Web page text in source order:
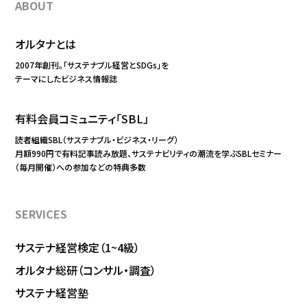
ABOUT
オルタナとは
2007年創刊。「サステナブル経営とSDGs」を
テーマにしたビジネス情報誌
有料会員コミュニティ「SBL」
読者組織SBL（サステナブル・ビジネス・リーグ）
月額990円で有料記事読み放題、サステナビリティの潮流を学ぶSBLセミナー
（毎月開催）への参加などの特典多数
SERVICES
サステナ経営検定（1~4級）
オルタナ総研（コンサル・調査）
サステナ経営塾